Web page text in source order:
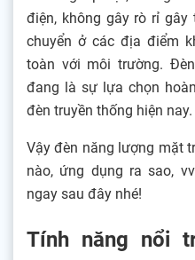
điện, không gây rò rỉ gây
chuyển ở các địa điểm
toàn với môi trường.
đang là sự lựa chọn
đèn truyền thống hiện nay.
Vậy đèn năng lượng mặt
nào, ứng dụng ra sao,
ngay sau đây nhé!
Tính năng nổi